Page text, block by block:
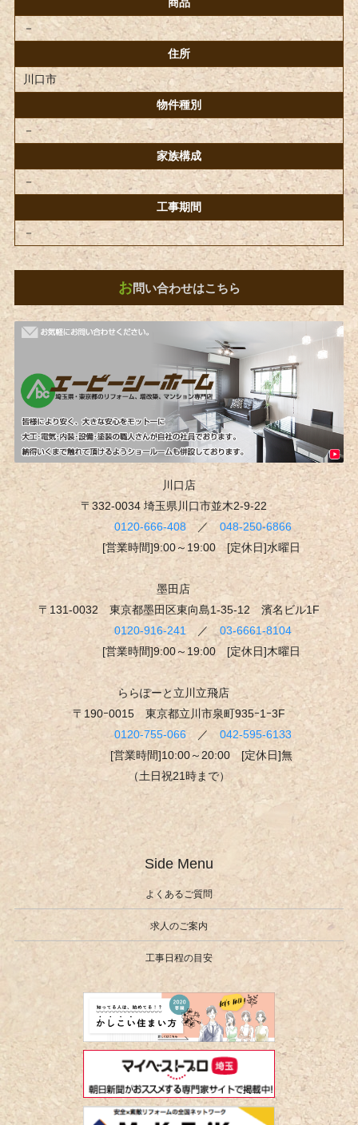
－
住所
川口市
物件種別
－
家族構成
－
工事期間
－
お問い合わせはこちら
川口店
〒332-0034 埼玉県川口市並木2-9-22
0120-666-408 ／ 048-250-6866
[営業時間]9:00～19:00 [定休日]水曜日
墨田店
〒131-0032 東京都墨田区東向島1-35-12 濱名ビル1F
0120-916-241
／03-6661-8104
[営業時間]9:00～19:00 [定休日]木曜日
ららぽーと立川立飛店
〒190ｰ0015 東京都立川市泉町935ｰ1ｰ3F
0120-755-066 ／ 042-595-6133
[営業時間]10:00～20:00 [定休日]無
（土日祝21時まで）
Side Menu
よくあるご質問
求人のご案内
工事日程の目安